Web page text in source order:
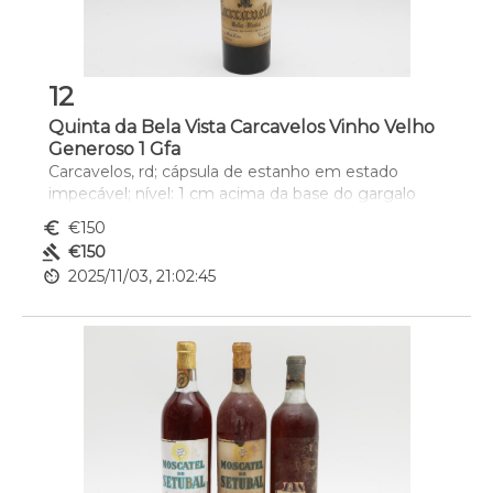
12
Quinta da Bela Vista Carcavelos Vinho Velho
Generoso 1 Gfa
Carcavelos, rd; cápsula de estanho em estado
impecável; nível: 1 cm acima da base do gargalo
euro_symbol €150
gavel €150
av_timer 2025/11/03, 21:02:45